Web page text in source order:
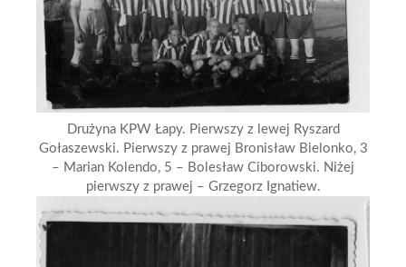
Drużyna KPW Łapy. Pierwszy z lewej Ryszard
Gołaszewski. Pierwszy z prawej Bronisław Bielonko, 3
– Marian Kolendo, 5 – Bolesław Ciborowski. Niżej
pierwszy z prawej – Grzegorz Ignatiew.